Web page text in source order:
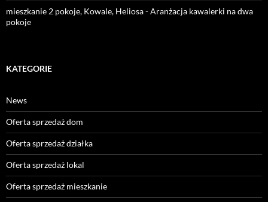
mieszkanie 2 pokoje, Kowale, Heliosa-Aranżacja kawalerki na dwa
pokoje
KATEGORIE
News
Oferta sprzedaż dom
Oferta sprzedaż działka
Oferta sprzedaż lokal
Oferta sprzedaż mieszkanie